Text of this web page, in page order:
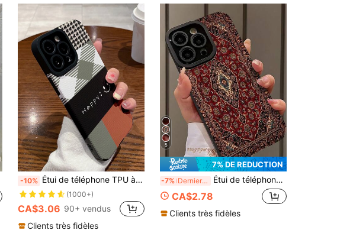
-10% Étui de téléphone TPU à motif patchwork multicolore et pied-de-poule, compatible avec iPhone 11, 12, 13, 14, 12 Pro Max, 13 Pro Max, 15, 15 Pro, 15 Plus, 15 Pro Max, 16, 16 Pro, 16 Plus, 16 Pro Max; A04, A12, A13, A14, A24, A32, A50, A33, A34, A52, A54, A71, A73, S20, S20 FE, S22 Ultra. Étanche, antichoc, anti-rayures, résistant aux chutes, cadeau d'anniversaire de printemps
(1000+)
CA$3.06 90+ vendus
Clients très fidèles
5
7% DE RÉDUCTION
-7% Derniers 2 jours Étui de téléphone rétro peint, antichoc, noir, compatible avec 16/15 XR/7/8, 15 Pro Max/12 Pro Max/13 Pro Max/14 Pro Max, 13 14 11 12P 14P 11P 12P, Galaxy S24, A03s, A03 Core, A04, A12, A13, A14, A21s, A22, A23, A24, A32, A33, A34, A51, A52, A53, A54, A71, A72, A73, S20 FE, S21, S22, Série Redmi Redmi 9, Redmi 9A Étanche, résistant aux chocs et aux rayures
CA$2.78
Clients très fidèles